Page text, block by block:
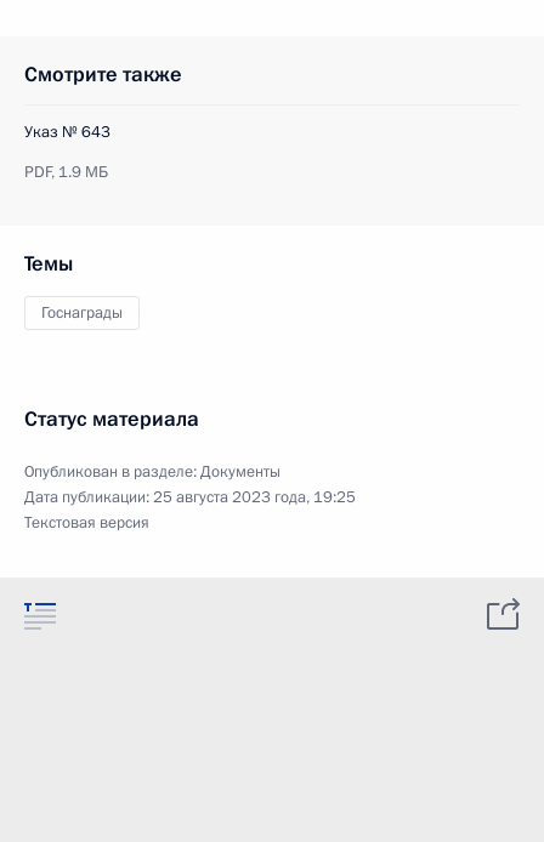
Смотрите также
Указ № 643
PDF, 1.9 МБ
Темы
Госнаграды
Статус материала
Опубликован в разделе:Документы
Дата публикации:25 августа 2023 года, 19:25
Текстовая версия